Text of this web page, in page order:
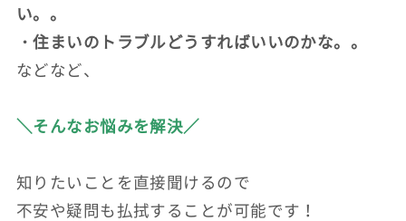
い。。
・住まいのトラブルどうすればいいのかな。。
などなど、
＼そんなお悩みを解決／
知りたいことを直接聞けるので
不安や疑問も払拭することが可能です！